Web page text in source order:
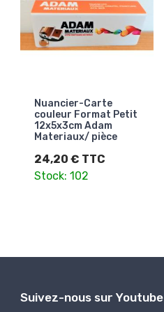
Nuancier-Carte
couleur Format Petit
12x5x3cm Adam
Materiaux/ pièce
24,20 € TTC
Stock: 102
Suivez-nous sur Youtube